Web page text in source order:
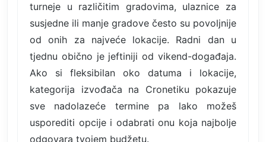
turneje u različitim gradovima, ulaznice za
susjedne ili manje gradove često su povoljnije
od onih za najveće lokacije. Radni dan u
tjednu obično je jeftiniji od vikend-događaja.
Ako si fleksibilan oko datuma i lokacije,
kategorija izvođača na Cronetiku pokazuje
sve nadolazeće termine pa lako možeš
usporediti opcije i odabrati onu koja najbolje
odgovara tvojem budžetu.